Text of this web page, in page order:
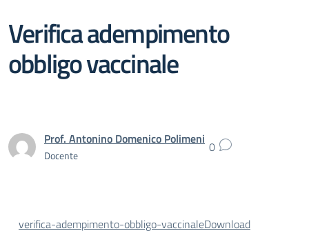
Verifica adempimento
obbligo vaccinale
Prof. Antonino Domenico Polimeni
Docente 0
verifica-adempimento-obbligo-vaccinaleDownload